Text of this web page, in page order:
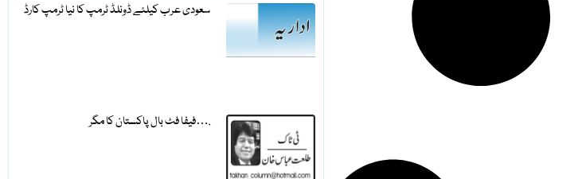
سعودی عرب کیلئے ڈونلڈ ٹرمپ کا نیا ٹرمپ کارڈ
فیفا فٹ بال پاکستان کا مگر….